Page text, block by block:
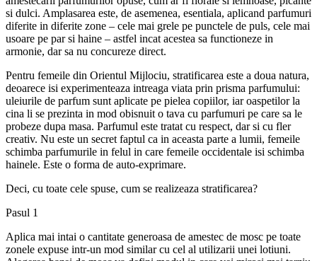
si dulci. Amplasarea este, de asemenea, esentiala, aplicand parfumuri
diferite in diferite zone – cele mai grele pe punctele de puls, cele mai
usoare pe par si haine – astfel incat acestea sa functioneze in
armonie, dar sa nu concureze direct.
Pentru femeile din Orientul Mijlociu, stratificarea este a doua natura,
deoarece isi experimenteaza intreaga viata prin prisma parfumului:
uleiurile de parfum sunt aplicate pe pielea copiilor, iar oaspetilor la
cina li se prezinta in mod obisnuit o tava cu parfumuri pe care sa le
probeze dupa masa. Parfumul este tratat cu respect, dar si cu fler
creativ. Nu este un secret faptul ca in aceasta parte a lumii, femeile
schimba parfumurile in felul in care femeile occidentale isi schimba
hainele. Este o forma de auto-exprimare.
Deci, cu toate cele spuse, cum se realizeaza stratificarea?
Pasul 1
Aplica mai intai o cantitate generoasa de amestec de mosc pe toate
zonele expuse intr-un mod similar cu cel al utilizarii unei lotiuni.